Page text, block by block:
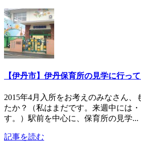
【伊丹市】伊丹保育所の見学に行っ
2015年4月入所をお考えのみなさん、
たか？（私はまだです。来週中には
す。）駅前を中心に、保育所の見学...
記事を読む